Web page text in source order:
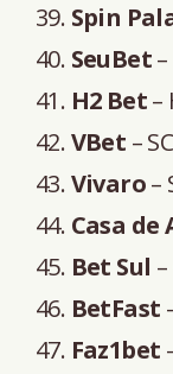
Spin
SeuBet
H2 Bet–
VBet –
Vivaro–
Casa de
Bet Sul
BetFast
Faz1bet